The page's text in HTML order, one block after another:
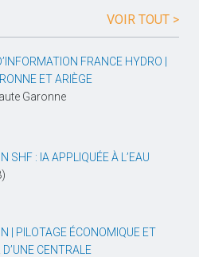
VOIR TOUT >
FRANCE HYDRO |
ET ARIÈGE
Garonne
SHF : IA APPLIQUÉE À L’EAU
| PILOTAGE ÉCONOMIQUE ET
CENTRALE